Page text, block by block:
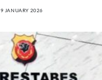
9 JANUARY 2026